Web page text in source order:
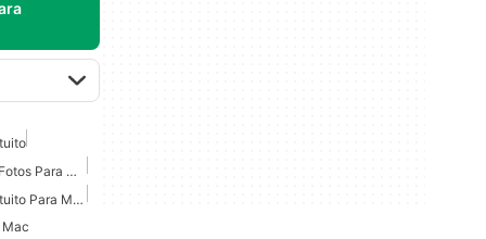
Creador De Collages De Fotos Para Mac
Creador De Collages Gratuito Para Mac
Mac